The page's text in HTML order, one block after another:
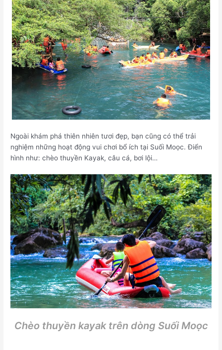
Ngoài khám phá thiên nhiên tươi đẹp, bạn cũng có thể trải
nghiệm những hoạt động vui chơi bổ ích tại Suối Moọc. Điển
hình như: chèo thuyền Kayak, câu cá, bơi lội…
Chèo thuyền kayak trên dòng Suối Moọc